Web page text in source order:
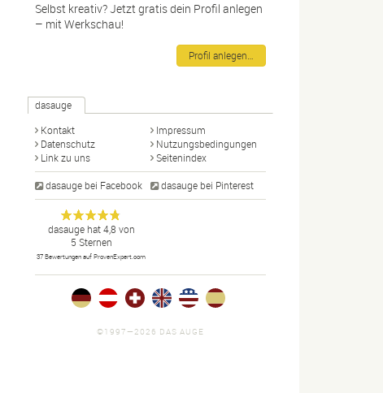
Selbst kreativ? Jetzt gratis dein Profil anlegen
– mit Werkschau!
Profil anlegen…
dasauge
Kontakt
Impressum
Datenschutz
Nutzungsbedingungen
Link zu uns
Seitenindex
dasauge bei Facebook dasauge bei Pinterest
dasauge
Designer,
Fotografen,
Agenturen,
Portfolios
und Jobs.
Anonym
dasaugehat4,8 von
5 Sternen
37 Bewertungen auf ProvenExpert.com
©1997—2026 DAS AUGE